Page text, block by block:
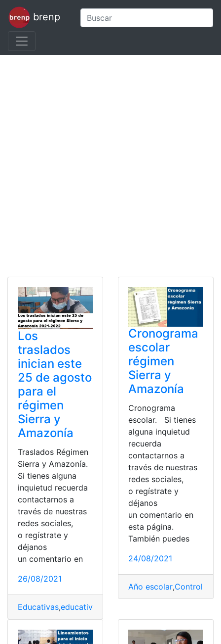
brenp
Los
traslados
inician este
25 de agosto
para el
régimen
Sierra y
Amazonía
Traslados Régimen
Sierra y Amazonía.
Si tienes alguna
inquietud recuerda
contactarnos a
través de nuestras
redes sociales,
o regístrate y
déjanos
un comentario en
26/08/2021
Educativas,educativos
Cronograma
escolar
régimen
Sierra y
Amazonía
Cronograma
escolar. Si tienes
alguna inquietud
recuerda
contactarnos a
través de nuestras
redes sociales,
o regístrate y
déjanos
un comentario en
esta página.
También puedes
24/08/2021
Año escolar,Control